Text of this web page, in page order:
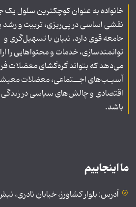
خانواده به عنوان کوچکترین سلول یک
نقشی اساسی در پی‌ریزی، تربیت و
جامعه قوی دارد. تبیان با تسهیل‌گری و
توانمندسازی، خدمات و محتواهایی را
می‌دهد که بتواند گره‌گشای معضلات
آسیـب‌های اجــتماعی، معضلات
اقتصادی و چالش‌های سیاسی در
باشد.
ما اینجاییم
آدرس: بلوار کشاورز، خیابان